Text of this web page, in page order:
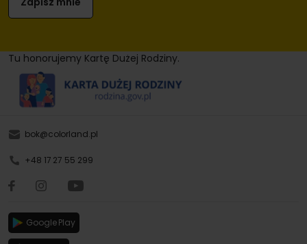
Tu honorujemy Kartę Dużej Rodziny.
bok@colorland.pl
+48 17 27 55 299
Google Play